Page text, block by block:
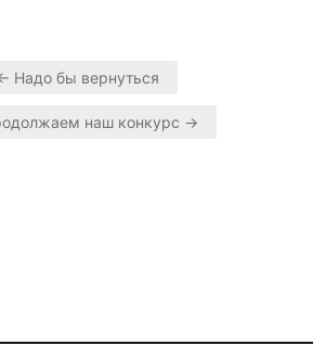
Надо бы вернуться
наш конкурс →